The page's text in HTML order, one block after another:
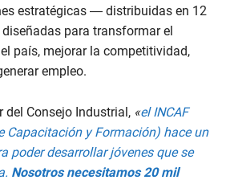
estratégicas — distribuidas en 12
para transformar el
país, mejorar la competitividad,
empleo.
del Consejo Industrial, «el INCAF
Capacitación y Formación) hace un
poder desarrollar jóvenes que se
Nosotros necesitamos 20 mil